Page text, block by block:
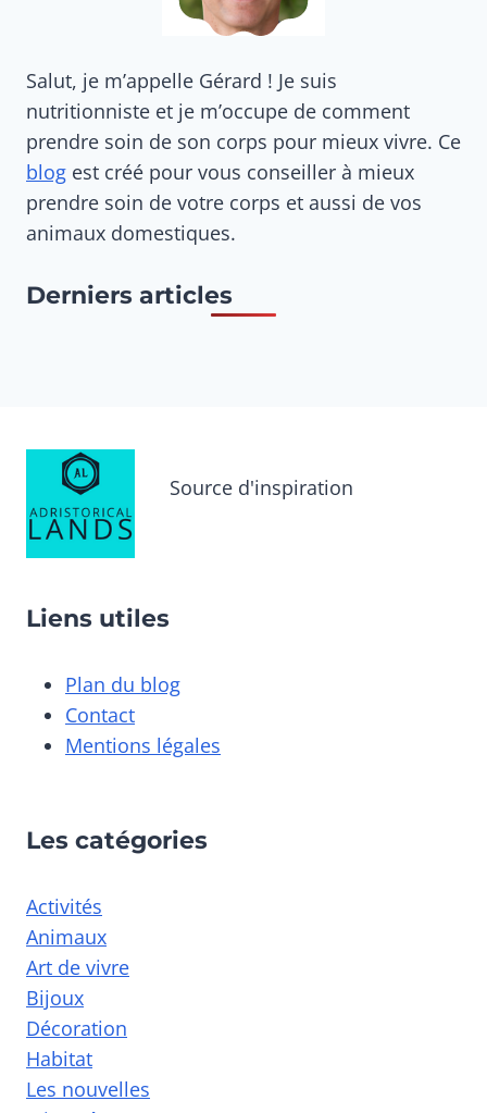
Salut, je m’appelle Gérard ! Je suis
nutritionniste et je m’occupe de comment
prendre soin de son corps pour mieux vivre. Ce
blog est créé pour vous conseiller à mieux
prendre soin de votre corps et aussi de vos
animaux domestiques.
Derniers articles
Source d'inspiration
Liens utiles
Plan du blog
Contact
Mentions légales
Les catégories
Activités
Animaux
Art de vivre
Bijoux
Décoration
Habitat
Les nouvelles